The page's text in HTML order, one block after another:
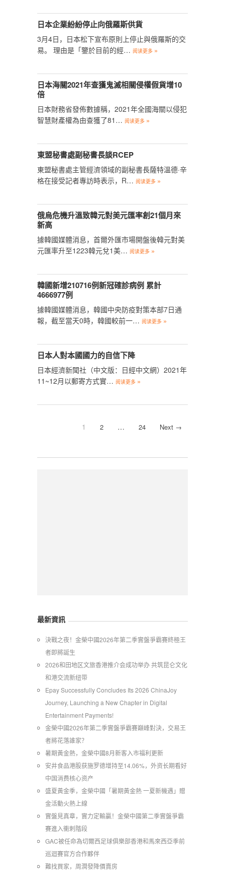
日本企業紛紛停止向俄羅斯供貨
3月4日，日本松下宣布原則上停止與俄羅斯的交
易。 理由是「鑒於目前的經… 阅读更多 »
日本海關2021年查獲鬼滅相關侵權假貨增10
倍
日本財務省發佈數據稱，2021年全國海關以侵犯
智慧財產權為由查獲了81… 阅读更多 »
東盟秘書處副秘書長談RCEP
東盟秘書處主管經濟領域的副秘書長薩特溫德·辛
格在接受記者專訪時表示，R… 阅读更多 »
俄烏危機升溫致韓元對美元匯率創21個月來
新高
據韓國媒體消息，首爾外匯市場開盤後韓元對美
元匯率升至1223韓元兌1美… 阅读更多 »
韓國新增210716例新冠確診病例 累計
4666977例
據韓國媒體消息，韓國中央防疫對策本部7日通
報，截至當天0時，韓國較前一… 阅读更多 »
日本人對本國國力的自信下降
日本經濟新聞社（中文版：日經中文網）2021年
11~12月以郵寄方式實… 阅读更多 »
1 2 … 24 Next →
最新資訊
​決戰之夜！金榮中國2026年第二季實盤爭霸賽終極王
者即將誕生
2026和田地区文旅香港推介会成功举办 共筑昆仑文化
和港交流新纽带
Epay Successfully Concludes Its 2026 ChinaJoy
Journey, Launching a New Chapter in Digital
Entertainment Payments!
金榮中國2026年第二季實盤爭霸賽巔峰對決，交易王
者將花落誰家？
暑期黃金熱，金榮中國8月新客入市福利更新
安井食品港股获施罗德增持至14.06%，外资长期看好
中国消费核心资产
​盛夏黃金季，金榮中國「暑期黃金熱 一夏新機遇」贈
金活動火熱上線
實盤見真章，實力定輸贏！金榮中國第二季實盤爭霸
賽進入衝刺階段
GAC被任命為切爾西足球俱樂部香港和馬來西亞季前
巡迴賽官方合作夥伴
難找買家，周潤發降價賣房